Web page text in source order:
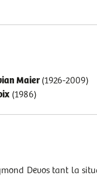
Maier(1926-2009)
(1986)
Devos tant la